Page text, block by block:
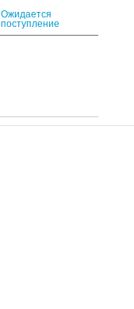
Ожидается
поступление